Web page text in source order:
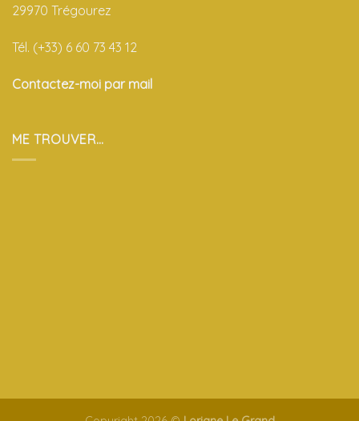
29970 Trégourez
Tél. (+33) 6 60 73 43 12
Contactez-moi par mail
ME TROUVER…